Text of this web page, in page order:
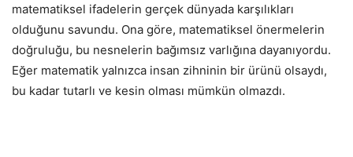
matematiksel ifadelerin gerçek dünyada karşılıkları
olduğunu savundu. Ona göre, matematiksel önermelerin
doğruluğu, bu nesnelerin bağımsız varlığına dayanıyordu.
Eğer matematik yalnızca insan zihninin bir ürünü olsaydı,
bu kadar tutarlı ve kesin olması mümkün olmazdı.